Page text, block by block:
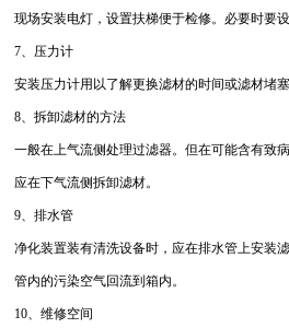
现场安装电灯，设置扶梯便于检修。必要时要
7、压力计
安装压力计用以了解更换滤材的时间或滤材堵
8、拆卸滤材的方法
一般在上气流侧处理过滤器。但在可能含有致
应在下气流侧拆卸滤材。
9、排水管
净化装置装有清洗设备时，应在排水管上安装
管内的污染空气回流到箱内。
10、维修空间